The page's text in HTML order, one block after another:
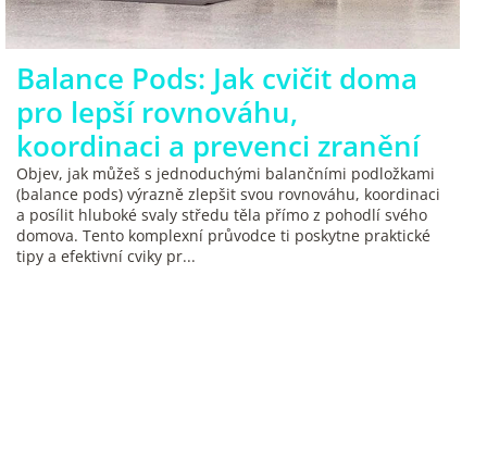
Balance Pods: Jak cvičit doma
pro lepší rovnováhu,
koordinaci a prevenci zranění
Objev, jak můžeš s jednoduchými balančními podložkami
(balance pods) výrazně zlepšit svou rovnováhu, koordinaci
a posílit hluboké svaly středu těla přímo z pohodlí svého
domova. Tento komplexní průvodce ti poskytne praktické
tipy a efektivní cviky pr...